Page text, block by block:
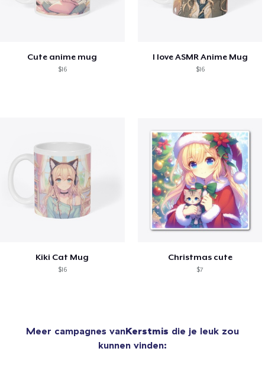
Cute anime mug
$16
I love ASMR Anime Mug
$16
Kiki Cat Mug
$16
Christmas cute
$7
Meer campagnes vanKerstmis die je leuk zou
kunnen vinden: